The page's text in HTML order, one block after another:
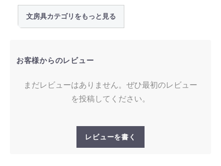
文房具カテゴリをもっと見る
お客様からのレビュー
まだレビューはありません。ぜひ最初のレビュー
を投稿してください。
レビューを書く